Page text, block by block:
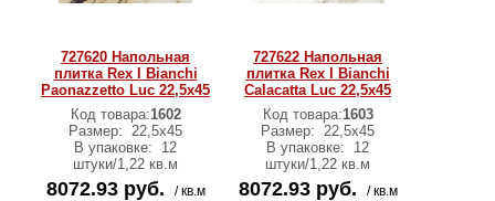
727620 Напольная
плитка Rex I Bianchi
Paonazzetto Luc 22,5x45
Код товара:1602
Размер: 22,5x45
В упаковке:
12
штуки/1,22 кв.м
8072.93 руб. / кв.м
727622 Напольная
плитка Rex I Bianchi
Calacatta Luc 22,5x45
Код товара:1603
Размер: 22,5x45
В упаковке:
12
штуки/1,22 кв.м
8072.93 руб. / кв.м